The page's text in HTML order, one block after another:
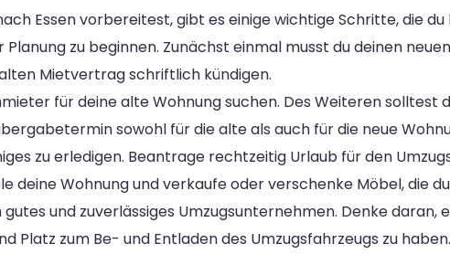
Essen vorbereitest, gibt es einige wichtige Schritte, die
zu beginnen. Zunächst einmal musst du deinen
Mietvertrag schriftlich kündigen.
für deine alte Wohnung suchen. Des Weiteren solltest
sowohl für die alte als auch für die neue
zu erledigen. Beantrage rechtzeitig Urlaub für den
deine Wohnung und verkaufe oder verschenke Möbel, die
und zuverlässiges Umzugsunternehmen. Denke daran,
Platz zum Be- und Entladen des Umzugsfahrzeugs zu haben.